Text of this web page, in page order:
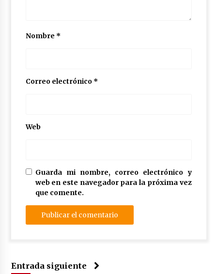
Nombre *
Correo electrónico *
Web
Guarda mi nombre, correo electrónico y
web en este navegador para la próxima vez
que comente.
Entrada siguiente